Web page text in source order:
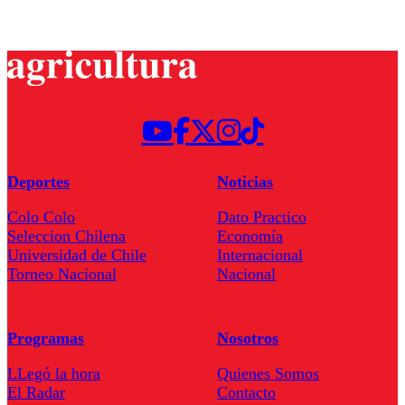
Deportes
Colo Colo
Seleccion Chilena
Universidad de Chile
Torneo Nacional
Noticias
Dato Practico
Economía
Internacional
Nacional
Programas
LLegó la hora
El Radar
Nosotros
Quienes Somos
Contacto